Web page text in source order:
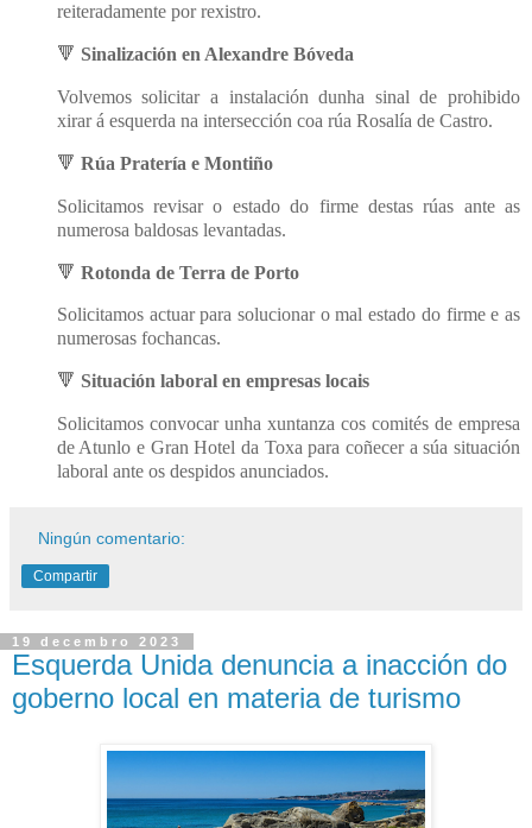
reiteradamente por rexistro.
🔻 Sinalización en Alexandre Bóveda
Volvemos solicitar a instalación dunha sinal de prohibido
xirar á esquerda na intersección coa rúa Rosalía de Castro.
🔻 Rúa Pratería e Montiño
Solicitamos revisar o estado do firme destas rúas ante as
numerosa baldosas levantadas.
🔻 Rotonda de Terra de Porto
Solicitamos actuar para solucionar o mal estado do firme e as
numerosas fochancas.
🔻 Situación laboral en empresas locais
Solicitamos convocar unha xuntanza cos comités de empresa
de Atunlo e Gran Hotel da Toxa para coñecer a súa situación
laboral ante os despidos anunciados.
Ningún comentario:
Compartir
19 decembro 2023
Esquerda Unida denuncia a inacción do
goberno local en materia de turismo